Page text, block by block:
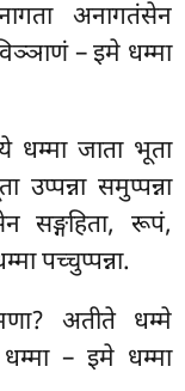
अनागतंसेन
– इमे धम्मा
धम्मा जाता भूता
उप्पन्ना समुप्पन्ना
सङ्गहिता, रूपं,
पच्चुप्पन्ना.
अतीते धम्मे
– इमे धम्मा